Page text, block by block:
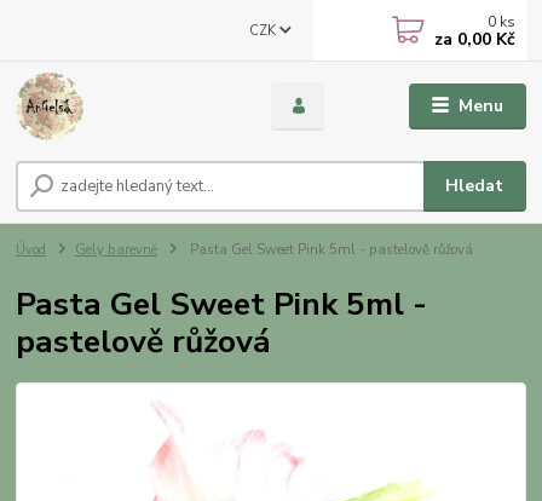
Menu
CZK
Hledat
0 ks
za 0,00 Kč
Úvod Gely barevné Pasta Gel Sweet Pink 5ml - pastelově růžová
Pasta Gel Sweet Pink 5ml -
pastelově růžová